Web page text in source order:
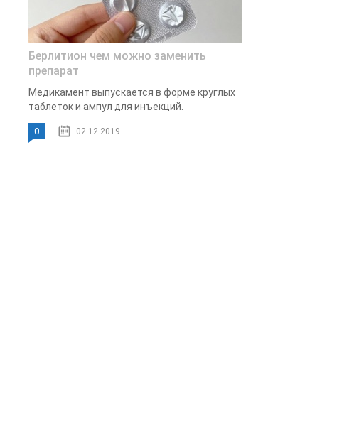
Берлитион чем можно заменить
препарат
Медикамент выпускается в форме круглых
таблеток и ампул для инъекций.
0 02.12.2019